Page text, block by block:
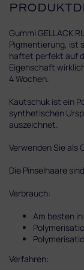
Gummi GELLACK
Pigmentierung, ist
haftet perfekt auf
Eigenschaft
4 Wochen.
Kautschuk ist ein
synthetischen
auszeichnet.
Verwenden Sie als
Die Pinselhaare
Verbrauch:
Am besten
Verfahren: